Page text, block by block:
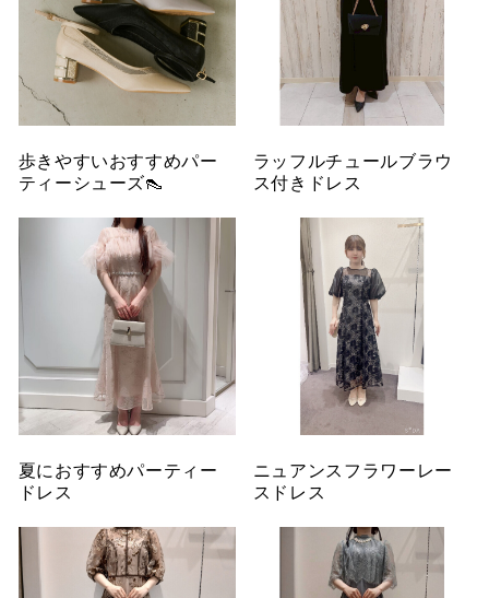
歩きやすいおすすめパー
ティーシューズ👠
ラッフルチュールブラウ
ス付きドレス
夏におすすめパーティー
ドレス
ニュアンスフラワーレー
スドレス